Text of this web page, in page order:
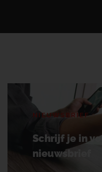
NIEUWSBRIEF
Schrijf je in
nieuwsbrief